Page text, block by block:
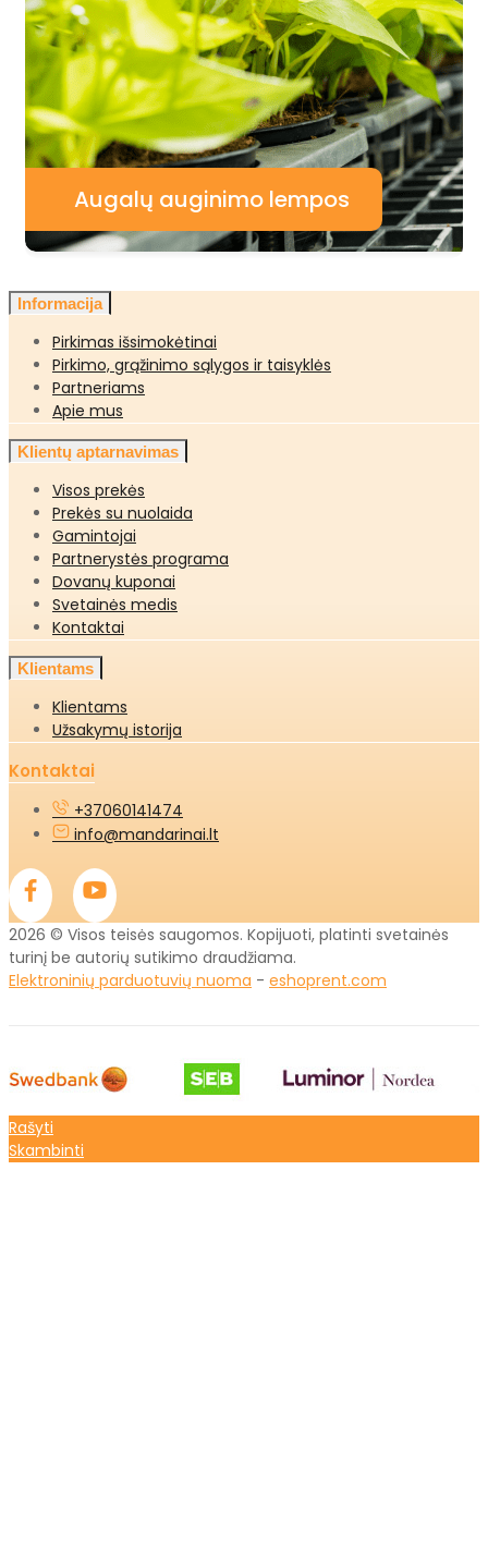
Augalų auginimo lempos
Informacija
Pirkimas išsimokėtinai
Pirkimo, grąžinimo sąlygos ir taisyklės
Partneriams
Apie mus
Klientų aptarnavimas
Visos prekės
Prekės su nuolaida
Gamintojai
Partnerystės programa
Dovanų kuponai
Svetainės medis
Kontaktai
Klientams
Klientams
Užsakymų istorija
Kontaktai
+37060141474
info@mandarinai.lt
2026 © Visos teisės saugomos. Kopijuoti, platinti svetainės
turinį be autorių sutikimo draudžiama.
Elektroninių parduotuvių nuoma - eshoprent.com
Rašyti
Skambinti